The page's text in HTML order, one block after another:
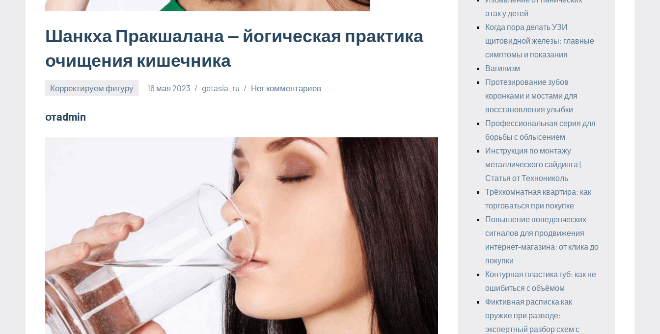
Шанкха Пракшалана — йогическая практика
очищения кишечника
Корректируем фигуру 16 мая 2023 getasia_ru Нет комментариев
отadmin
атак у детей
Когда пора делать УЗИ
щитовидной железы: главные
симптомы и показания
Вагинизм
Протезирование зубов
коронками и мостами для
восстановления улыбки
Профессиональная серия для
борьбы с облысением
Инструкция по монтажу
металлического сайдинга |
Статья от Технониколь
Трёхкомнатная квартира: как
торговаться при покупке
Повышение поведенческих
сигналов для продвижения
интернет-магазина: от клика до
покупки
Контурная пластика губ: как не
ошибиться с объёмом
Фиктивная расписка как
оружие при разводе:
экспертный разбор схем с